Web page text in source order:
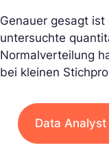
Genauer gesagt
untersuchte
Normalverteilung
bei kleinen
Data